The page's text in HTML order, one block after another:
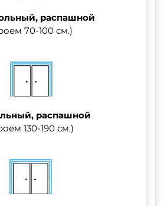
распашной
70-100 см.)
распашной
130-190 см.)